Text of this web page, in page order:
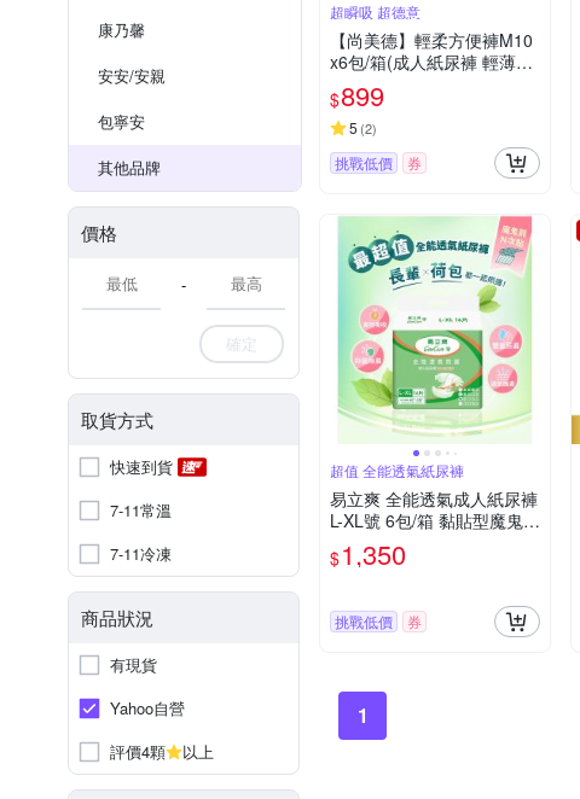
康乃馨
安安/安親
包寧安
其他品牌
價格
-
確定
取貨方式
快速到貨
7-11常溫
7-11冷凍
商品狀況
有現貨
Yahoo自營
評價4顆
以上
超瞬吸 超德意
【尚美德】輕柔方便褲M10
x6包/箱(成人紙尿褲 輕薄褲
褲型紙尿褲)
$899
5 (2)
挑戰低價 券
超值 全能透氣紙尿褲
易立爽 全能透氣成人紙尿褲
L-XL號 6包/箱 黏貼型魔鬼氈
尿褲尿布全能防護
$1,350
挑戰低價 券
1